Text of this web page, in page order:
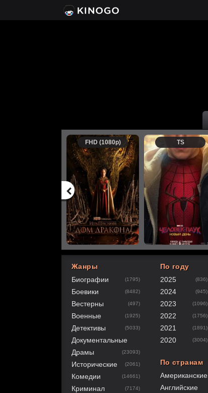
FHD (1080p) TS
80
1 2 3 4
Жанры
Биографии
(1795)
Боевики (8482)
Вестерны (497)
Военные (1925)
Детективы (5033)
Документальные
Драмы
(23093)
Исторические (2061)
Комедии (14661)
Криминал (7174)
По году
2025
(836)
2024 (945)
2023 (1096)
2022 (1756)
2021 (1891)
2020 (3004)
По странам
Американские
Английские